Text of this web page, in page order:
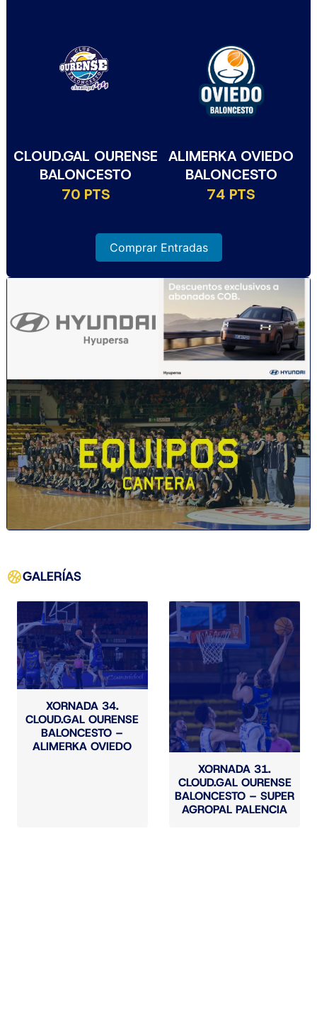
CLOUD.GAL OURENSE
BALONCESTO
70 PTS
ALIMERKA OVIEDO
BALONCESTO
74 PTS
Comprar Entradas
GALERÍAS
XORNADA 34.
CLOUD.GAL OURENSE
BALONCESTO –
ALIMERKA OVIEDO
XORNADA 31.
CLOUD.GAL OURENSE
BALONCESTO – SUPER
AGROPAL PALENCIA